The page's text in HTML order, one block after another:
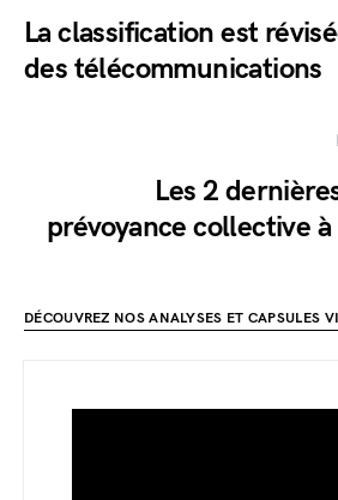
La classification est
des télécommunications
Les 2
prévoyance collective
DÉCOUVREZ NOS ANALYSES ET CAPSULES